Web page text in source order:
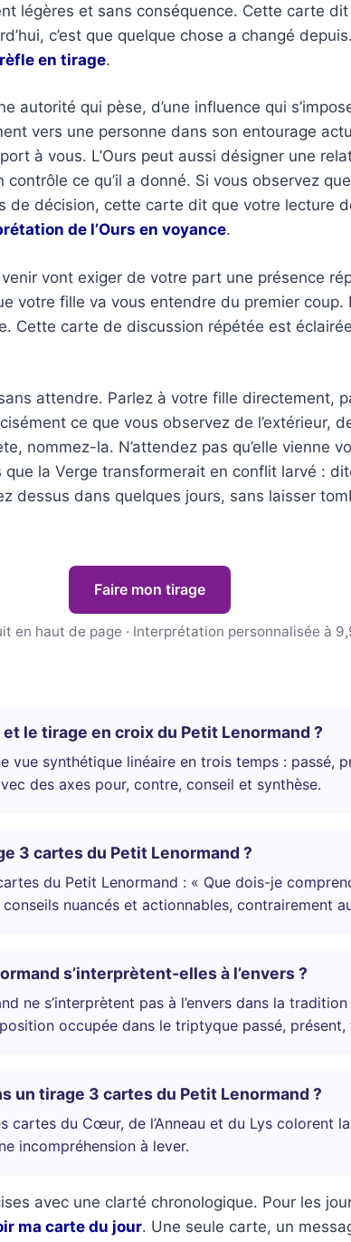
légères et sans conséquence. Cette carte dit
c’est que quelque chose a changé
en tirage.
autorité qui pèse, d’une influence qui
vers une personne dans son entourage
à vous. L’Ours peut aussi désigner une
contrôle ce qu’il a donné. Si vous observez
de décision, cette carte dit que votre lecture
de l’Ours en voyance.
vont exiger de votre part une présence
votre fille va vous entendre du premier coup.
Cette carte de discussion répétée est
attendre. Parlez à votre fille directement,
ce que vous observez de l’extérieur,
nommez-la. N’attendez pas qu’elle vienne
la Verge transformerait en conflit larvé :
dessus dans quelques jours, sans laisser
Faire mon tirage
en haut de page · Interprétation personnalisée à
le tirage en croix du Petit Lenormand ?
vue synthétique linéaire en trois temps : passé,
des axes pour, contre, conseil et synthèse.
3 cartes du Petit Lenormand ?
du Petit Lenormand : « Que dois-je
nuancés et actionnables, contrairement
s’interprètent-elles à l’envers ?
ne s’interprètent pas à l’envers dans la
occupée dans le triptyque passé, présent,
un tirage 3 cartes du Petit Lenormand ?
du Cœur, de l’Anneau et du Lys colorent
incompréhension à lever.
avec une clarté chronologique. Pour les
ma carte du jour. Une seule carte, un